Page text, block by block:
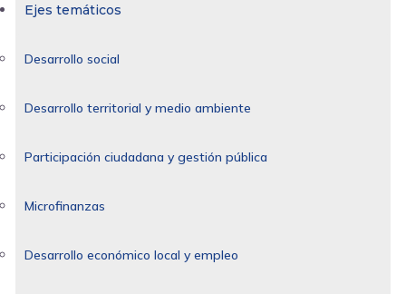
Ejes temáticos
Desarrollo social
Desarrollo territorial y medio ambiente
Participación ciudadana y gestión pública
Microfinanzas
Desarrollo económico local y empleo